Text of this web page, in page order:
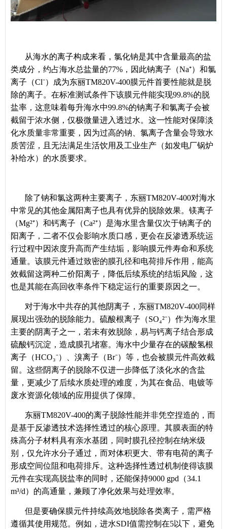
从海水的离子构成来看，氯化钠是其中含量最高的盐
类成分，约占海水总盐量的77%，因此钠离子（Na⁺）和氯
离子（Cl⁻）成为东丽TM820V-400膜元件首要性能就是脱
除的离子。在标准测试条件下该膜元件能实现99.8%的脱
盐率，这意味着每升海水中99.8%的钠离子和氯离子会被
截留于浓水侧，仅极微量进入透过水。这一性能对保障淡
化水质量非常重要，因为过高的钠、氯离子含量会导致水
质苦涩，且无法满足生活饮用及工业生产（如发电厂锅炉
补给水）的水质要求。
除了钠和氯这两种主要离子，东丽TM820V-400对海水
中常见的其他金属阳离子也具有优异的脱除效果。镁离子
（Mg²⁺）和钙离子（Ca²⁺）是海水里含量仅次于钠离子的
阳离子，二者不仅会影响水质口感，更会在反渗透系统运
行过程中因浓度升高而产生结垢，影响膜元件寿命和系统
通量。该膜元件通过致密的膜孔径和电荷排斥作用，能高
效截留这两种二价阳离子，降低后续系统的结垢风险，这
也是其能在高回收率条件下稳定运行的重要原因之一。
对于海水中共存的其他阴离子，东丽TM820V-400同样
展现出强劲的脱除能力。硫酸根离子（SO₄²⁻）作为海水里
主要的阴离子之一，若未有效脱除，易与钙离子结合形成
硫酸钙沉淀，造成膜孔堵塞。海水中少量存在的碳酸氢根
离子（HCO₃⁻）、溴离子（Br⁻）等，也会被膜元件高效截
留。这些阴离子的脱除不仅进一步降低了淡化水的含盐
量，更减少了后续水质处理的难度，为其在食品、电镀等
废水资源化领域的应用提供了保障。
东丽TM820V-400的离子脱除性能并非凭空捏造的，而
是基于反渗透技术选择性透过的核心原理。其膜表面的特
殊高分子材料具有亲水基团，同时膜孔径控制在纳米级
别，仅允许水分子通过，而对体积更大、带有电荷的离子
形成空间位阻和电荷排斥。这种选择性透过机制使得该膜
元件在实现高脱盐率的同时，还能保持9000 gpd（34.1
m³/d）的高通量，兼顾了净化效果与处理效率。
但是要确保膜元件持续高效地脱除各类离子，需严格
遵循其使用规范。例如，进水SDI值需控制在5以下，避免